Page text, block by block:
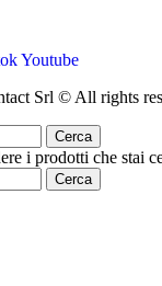
Youtube
Srl © All rights
Cerca
i prodotti che stai
Cerca